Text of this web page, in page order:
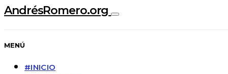
AndrésRomero.org
MENÚ
#INICIO